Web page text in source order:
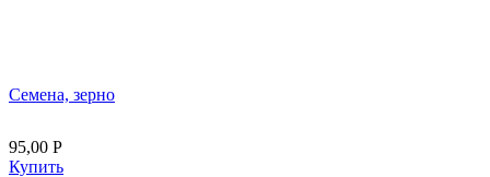
Семена, зерно
95,00 Р
Купить